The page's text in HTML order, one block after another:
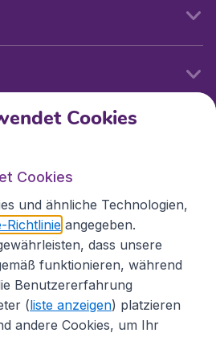
Cookies
Cookies
und ähnliche Technologien,
Richtlinie angegeben.
dass unsere
funktionieren, während
Benutzererfahrung
(liste anzeigen) platzieren
andere Cookies, um Ihr